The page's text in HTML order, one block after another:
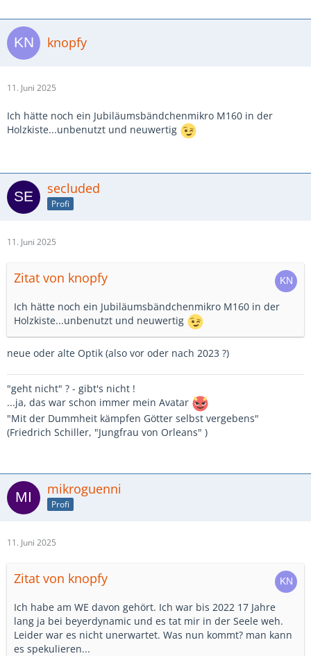
knopfy
11. Juni 2025
Ich hätte noch ein Jubiläumsbändchenmikro M160 in der
Holzkiste...unbenutzt und neuwertig
secluded
Profi
11. Juni 2025
Zitat von knopfy
Ich hätte noch ein Jubiläumsbändchenmikro M160 in der
Holzkiste...unbenutzt und neuwertig
neue oder alte Optik (also vor oder nach 2023 ?)
"geht nicht" ? - gibt's nicht !
...ja, das war schon immer mein Avatar
"Mit der Dummheit kämpfen Götter selbst vergebens"
(Friedrich Schiller, "Jungfrau von Orleans" )
mikroguenni
Profi
11. Juni 2025
Zitat von knopfy
Ich habe am WE davon gehört. Ich war bis 2022 17 Jahre
lang ja bei beyerdynamic und es tat mir in der Seele weh.
Leider war es nicht unerwartet. Was nun kommt? man kann
es spekulieren...